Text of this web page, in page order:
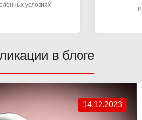
условиях
в блоге
14.12.2023